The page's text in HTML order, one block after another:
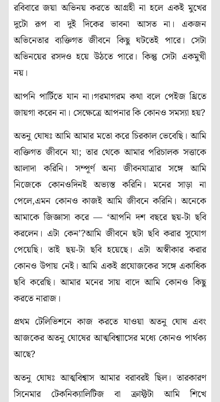
রবিবারে জয়া অভিনয় করতে আগ্রহী না হলে একই মুখের
দুটো রূপ বা দুই দিকের ভাবনা আসত না। একজন
অভিনেতার ব্যক্তিগত জীবনে কিছু ঘটতেই পারে। সেটা
অভিনয়ের রসদও হয়ে উঠতে পারে। কিন্তু সেটা একমুখী
নয়।
আপনি পার্টিতে যান না।গরমাগরম কথা বলে পেইজ থ্রিতে
জায়গা করেন না। সেক্ষেত্রে আপনার কি কোনও সমস্যা হয়?
অতনু ঘোষঃ আমি আমার মতো করে চিরকাল ভেবেছি। আমি
ব্যক্তিগত জীবনে যা; তার থেকে আমার পরিচালক সত্তাকে
আলাদা করিনি। সম্পূর্ণ অন্য জীবনযাত্রার সঙ্গে আমি
নিজেকে কোনওদিনই অভ্যস্ত করিনি। মনের সাড়া না
পেলে,এমন কোনও কাজই আমি জীবনে করিনি। অনেকে
আমাকে জিজ্ঞাসা করে — ‘আপনি দশ বছরে ছয়-টা ছবি
করলেন। এটা কেন’?আমি জীবনে ছটা ছবি করার সুযোগ
পেয়েছি। তাই ছয়-টা ছবি হয়েছে। এটা অস্বীকার করার
কোনও উপায় নেই। আমি একই প্রযোজকের সঙ্গে একাধিক
ছবি করেছি। আমার মনের সায় বাদে আমি কোনও কিছু
করতে নারাজ।
প্রথম টেলিভিশনে কাজ করতে যাওয়া অতনু ঘোষ এবং
আজকের অতনু ঘোষের আত্মবিশ্বাাসের মধ্যে কোনও পার্থক্য
আছে?
অতনু ঘোষঃ আত্মবিশ্বাস আমার বরাবরই ছিল। তারকারণ
সিনেমার টেকনিক্যালিটিজ বা ক্রাফ্টটা আমি শিখে